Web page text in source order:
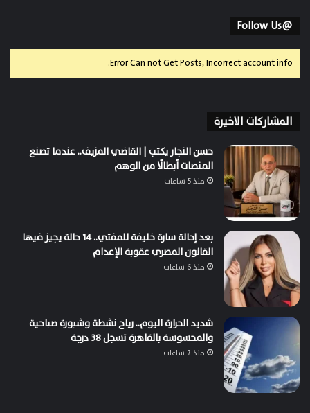
@Follow Us
Error Can not Get Posts, Incorrect account info.
المشاركات الاخيرة
حسن النجار يكتب | القاضي المزيف.. عندما تصنع
المنصات أبطالًا من الوهم
منذ 5 ساعات
بعد إحالة سارة خليفة للمفتي.. 14 حالة يجيز فيها
القانون المصري عقوبة الإعدام
منذ 6 ساعات
شديد الحرارة اليوم.. رياح نشطة وشبورة صباحية
والمحسوسة بالقاهرة تسجل 38 درجة
منذ 7 ساعات